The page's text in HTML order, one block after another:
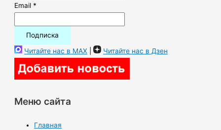
Email *
Читайте нас в MAX | Читайте нас в Дзен
Меню сайта
Главная